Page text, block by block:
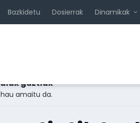
Bazkidetu Dosierrak Dinamikak
guztiak
amaitu da.